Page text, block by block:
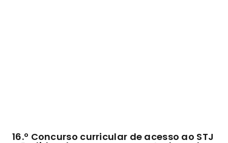
16.º Concurso curricular de acesso ao STJ